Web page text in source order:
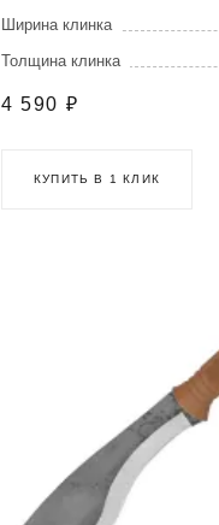
Ширина клинка
Толщина клинка
4 590 ₽
КУПИТЬ В 1 КЛИК